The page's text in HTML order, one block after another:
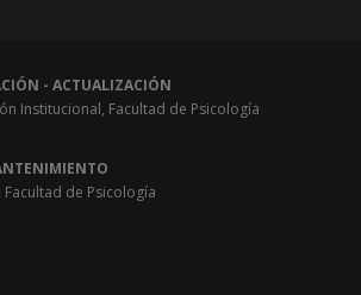
- ACTUALIZACIÓN
Institucional, Facultad de Psicología
de Psicología